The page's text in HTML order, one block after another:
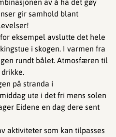
av å ha det gøy
gir samhold blant
eksempel avslutte det hele
i skogen. I varmen fra
rundt bålet. Atmosfæren til
på stranda i
ute i det fri mens solen
Eidene en dag dere sent
aktiviteter som kan tilpasses